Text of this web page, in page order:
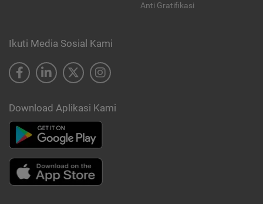
Anti Gratifikasi
Ikuti Media Sosial Kami
Download Aplikasi Kami